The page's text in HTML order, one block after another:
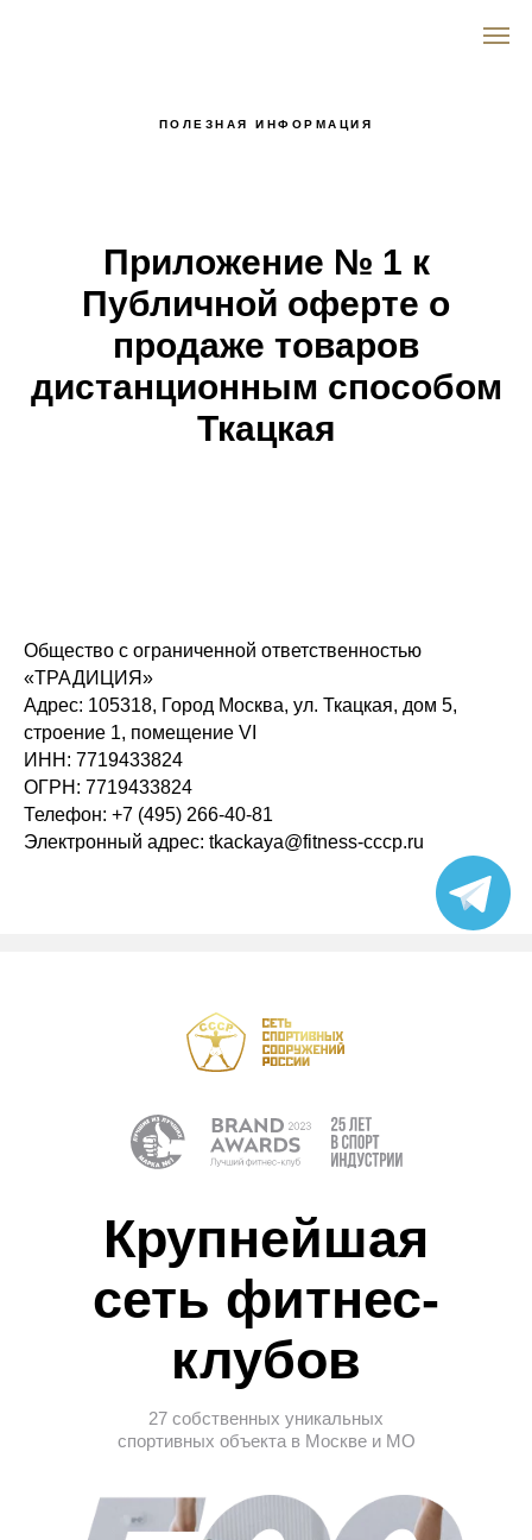
ПОЛЕЗНАЯ ИНФОРМАЦИЯ
Приложение № 1 к
Публичной оферте о
продаже товаров
дистанционным способом
Ткацкая
Общество с ограниченной ответственностью
«ТРАДИЦИЯ»
Адрес: 105318, Город Москва, ул. Ткацкая, дом 5,
строение 1, помещение VI
ИНН: 7719433824
ОГРН: 7719433824
Телефон: +7 (495) 266-40-81
Электронный адрес: tkackaya@fitness-cccp.ru
Крупнейшая
сеть фитнес-
клубов
27 собственных уникальных
спортивных объекта в Москве и МО